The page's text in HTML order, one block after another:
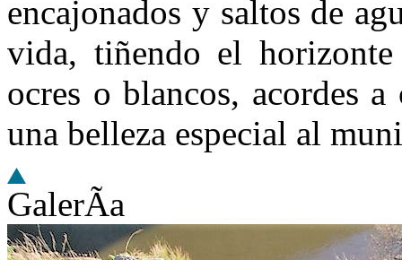
encajonados y saltos de
vida, tiñendo el horizonte
ocres o blancos, acordes
una belleza especial al
GalerÃ­a